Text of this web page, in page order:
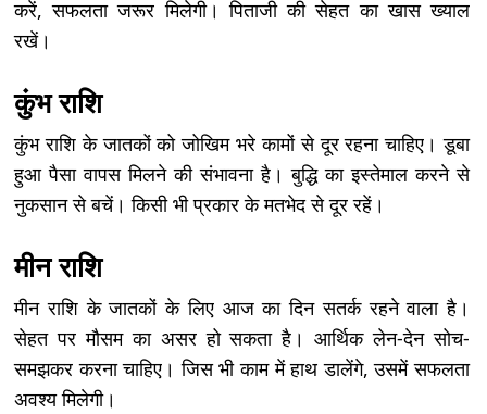
करें, सफलता जरूर मिलेगी। पिताजी की सेहत का खास ख्याल
रखें।
कुंभ राशि
कुंभ राशि के जातकों को जोखिम भरे कामों से दूर रहना चाहिए। डूबा
हुआ पैसा वापस मिलने की संभावना है। बुद्धि का इस्तेमाल करने से
नुकसान से बचें। किसी भी प्रकार के मतभेद से दूर रहें।
मीन राशि
मीन राशि के जातकों के लिए आज का दिन सतर्क रहने वाला है।
सेहत पर मौसम का असर हो सकता है। आर्थिक लेन-देन सोच-
समझकर करना चाहिए। जिस भी काम में हाथ डालेंगे, उसमें सफलता
अवश्य मिलेगी।